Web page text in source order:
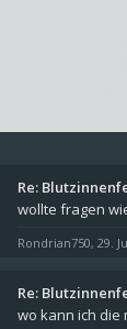
Re:
Rondrian750, 29.
Re: